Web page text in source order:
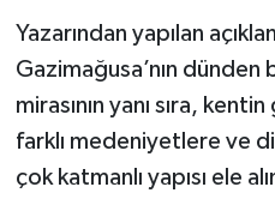
Yazarından yapılan
Gazimağusa’nın dünden
mirasının yanı sıra,
farklı medeniyetlere ve
çok katmanlı yapısı ele